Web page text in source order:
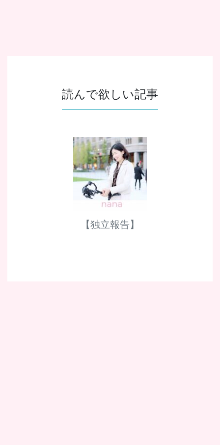
読んで欲しい記事
【独立報告】